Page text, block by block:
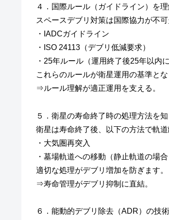
４．国際ルール（ガイドライン）を
スペースデブリ対策は国際協力が不可
・IADCガイドライン
・ISO 24113（デブリ低減要求）
・25年ルール（運用終了後25年以内
これらのルールが衛星運用の基準とな
⇒ルール理解が適正運用を支える。
５．衛星の寿命終了時の処理方法を知
衛星は寿命終了後、以下の方法で軌道
・大気圏再突入
・墓場軌道への移動（静止軌道の場合
適切な処理がデブリ増加を防ぎます。
⇒寿命管理がデブリ抑制に直結。
６．能動的デブリ除去（ADR）の技